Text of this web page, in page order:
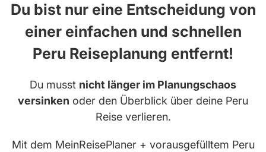
Du bist nur eine Entscheidung von
einer einfachen und schnellen
Peru Reiseplanung entfernt!
Du musst nicht länger im Planungschaos
versinken oder den Überblick über deine Peru
Reise verlieren.
Mit dem MeinReisePlaner + vorausgefülltem Peru